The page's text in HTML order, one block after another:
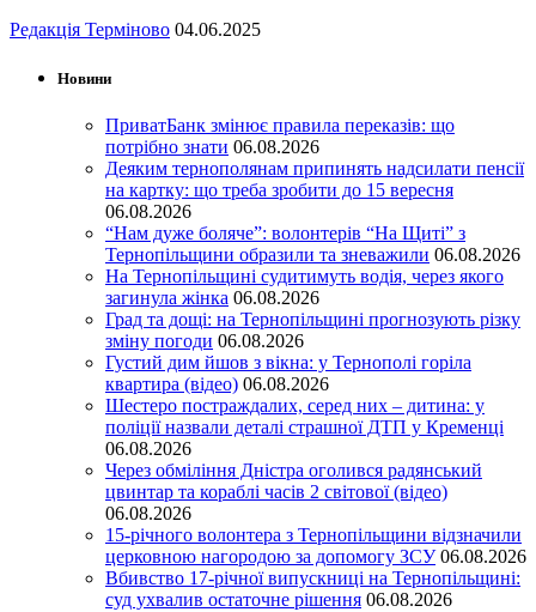
Редакція Терміново 04.06.2025
Новини
ПриватБанк змінює правила переказів: що
потрібно знати 06.08.2026
Деяким тернополянам припинять надсилати пенсії
на картку: що треба зробити до 15 вересня
06.08.2026
“Нам дуже боляче”: волонтерів “На Щиті” з
Тернопільщини образили та зневажили 06.08.2026
На Тернопільщині судитимуть водія, через якого
загинула жінка 06.08.2026
Град та дощі: на Тернопільщині прогнозують різку
зміну погоди 06.08.2026
Густий дим йшов з вікна: у Тернополі горіла
квартира (відео) 06.08.2026
Шестеро постраждалих, серед них – дитина: у
поліції назвали деталі страшної ДТП у Кременці
06.08.2026
Через обміління Дністра оголився радянський
цвинтар та кораблі часів 2 світової (відео)
06.08.2026
15-річного волонтера з Тернопільщини відзначили
церковною нагородою за допомогу ЗСУ 06.08.2026
Вбивство 17-річної випускниці на Тернопільщині:
суд ухвалив остаточне рішення 06.08.2026